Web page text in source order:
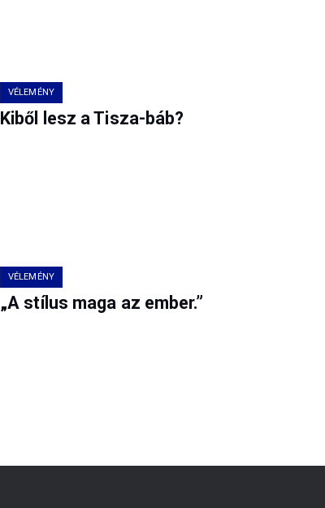
VÉLEMÉNY
Kiből lesz a Tisza-báb?
VÉLEMÉNY
„A stílus maga az ember.”